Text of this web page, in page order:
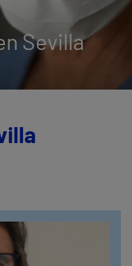
Sevilla